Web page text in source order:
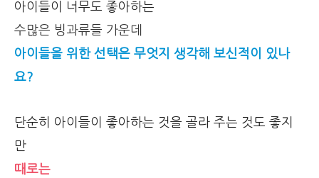
아이들이 너무도 좋아하는
수많은 빙과류들 가운데
아이들을 위한 선택은 무엇지 생각해 보신적이 있나
요?
단순히 아이들이 좋아하는 것을 골라 주는 것도 좋지
만
때로는